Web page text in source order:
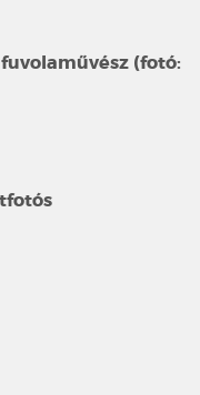
(fotó: